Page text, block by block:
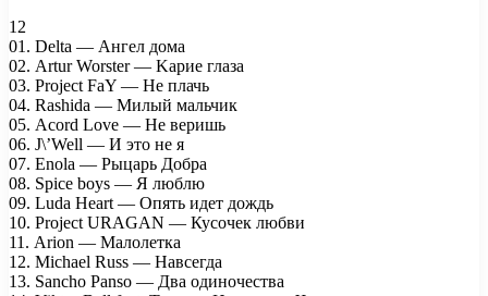
12
01. Delta — Ангел дома
02. Artur Worster — Kaрие глаза
03. Project FaY — Не плачь
04. Rashida — Милый мальчик
05. Acord Love — Не веришь
06. J\’Well — И это не я
07. Enola — Рыцарь Добра
08. Spice boys — Я люблю
09. Luda Heart — Опять идет дождь
10. Project URAGAN — Кусочек любви
11. Arion — Малолетка
12. Michael Russ — Навсегда
13. Sancho Panso — Два одиночества